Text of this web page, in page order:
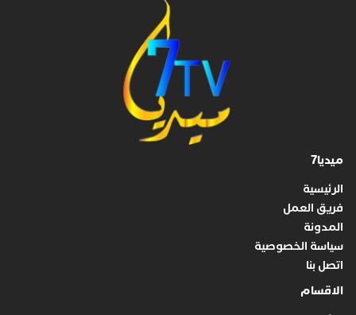
ميديا7
الرئيسية
فريق العمل
المدونة
سياسة الخصوصية
اتصل بنا
الاقسام